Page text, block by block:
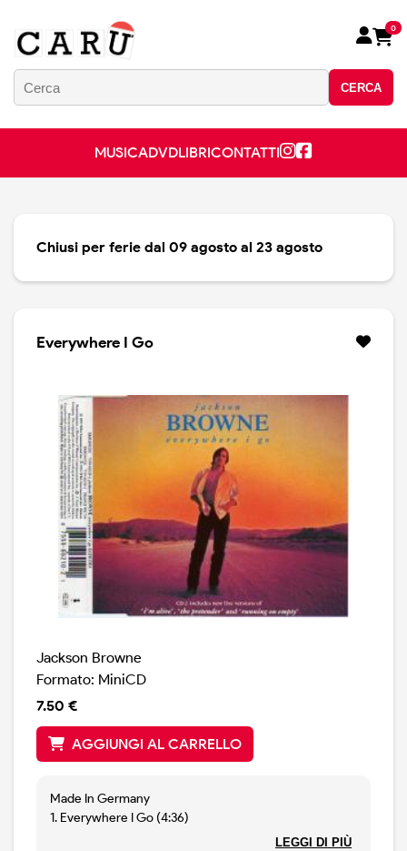
CERCA
0
MUSICADVDLIBRICONTATTI
Chiusi per ferie dal 09 agosto al 23 agosto
Everywhere I Go
Jackson Browne
Formato: MiniCD
7.50 €
AGGIUNGI AL CARRELLO
Made In Germany
1. Everywhere I Go (4:36)
LEGGI DI PIÙ